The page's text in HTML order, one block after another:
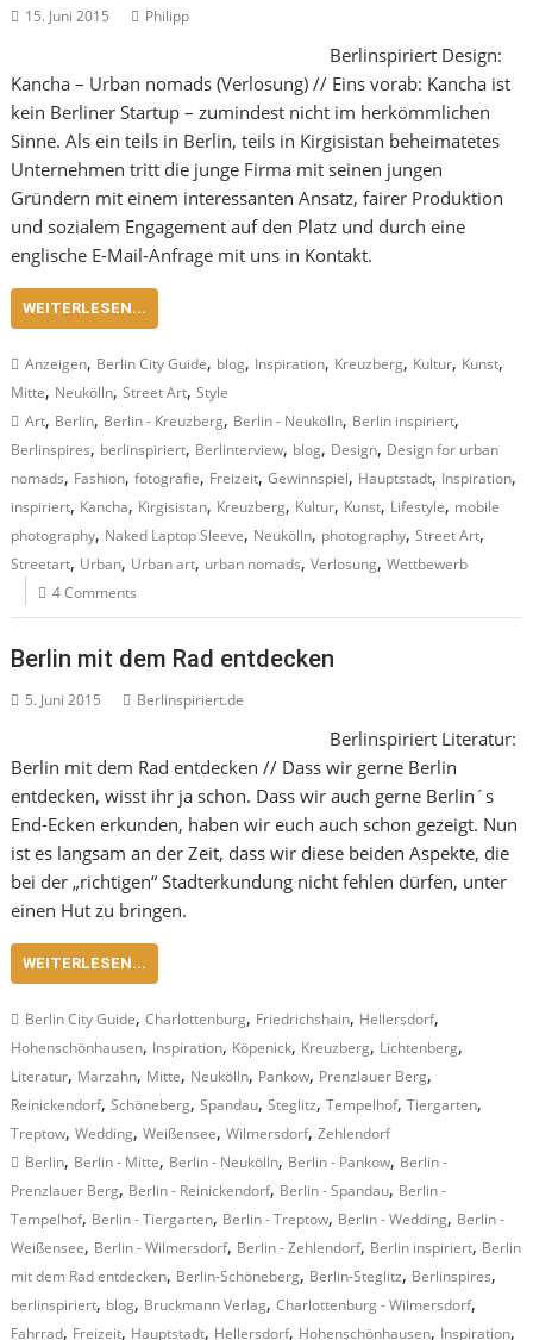
15. Juni 2015 Philipp
Berlinspiriert Design:
Kancha – Urban nomads (Verlosung) // Eins vorab: Kancha ist
kein Berliner Startup – zumindest nicht im herkömmlichen
Sinne. Als ein teils in Berlin, teils in Kirgisistan beheimatetes
Unternehmen tritt die junge Firma mit seinen jungen
Gründern mit einem interessanten Ansatz, fairer Produktion
und sozialem Engagement auf den Platz und durch eine
englische E-Mail-Anfrage mit uns in Kontakt.
WEITERLESEN...
Anzeigen, Berlin City Guide, blog, Inspiration, Kreuzberg, Kultur, Kunst,
Mitte, Neukölln,Street Art,Style
Art, Berlin, Berlin - Kreuzberg, Berlin - Neukölln, Berlin inspiriert,
Berlinspires, berlinspiriert, Berlinterview, blog, Design, Design for urban
nomads, Fashion,fotografie, Freizeit,Gewinnspiel, Hauptstadt, Inspiration,
inspiriert, Kancha, Kirgisistan, Kreuzberg, Kultur, Kunst, Lifestyle, mobile
photography, Naked Laptop Sleeve, Neukölln, photography,Street Art,
Streetart, Urban, Urban art, urban nomads,Verlosung,Wettbewerb
4 Comments
Berlin mit dem Rad entdecken
5. Juni 2015 Berlinspiriert.de
Berlinspiriert Literatur:
Berlin mit dem Rad entdecken // Dass wir gerne Berlin
entdecken, wisst ihr ja schon. Dass wir auch gerne Berlin´s
End-Ecken erkunden, haben wir euch auch schon gezeigt. Nun
ist es langsam an der Zeit, dass wir diese beiden Aspekte, die
bei der „richtigen“ Stadterkundung nicht fehlen dürfen, unter
einen Hut zu bringen.
WEITERLESEN...
Berlin City Guide,Charlottenburg, Friedrichshain, Hellersdorf,
Hohenschönhausen, Inspiration, Köpenick, Kreuzberg, Lichtenberg,
Literatur, Marzahn, Mitte, Neukölln, Pankow, Prenzlauer Berg,
Reinickendorf,Schöneberg,Spandau,Steglitz,Tempelhof,Tiergarten,
Treptow,Wedding,Weißensee,Wilmersdorf,Zehlendorf
Berlin, Berlin - Mitte, Berlin - Neukölln, Berlin - Pankow, Berlin -
Prenzlauer Berg, Berlin - Reinickendorf, Berlin - Spandau, Berlin -
Tempelhof, Berlin - Tiergarten, Berlin - Treptow, Berlin - Wedding, Berlin -
Weißensee, Berlin - Wilmersdorf, Berlin - Zehlendorf, Berlin inspiriert, Berlin
mit dem Rad entdecken, Berlin-Schöneberg, Berlin-Steglitz, Berlinspires,
berlinspiriert, blog, Bruckmann Verlag,Charlottenburg - Wilmersdorf,
Fahrrad, Freizeit, Hauptstadt, Hellersdorf, Hohenschönhausen, Inspiration,